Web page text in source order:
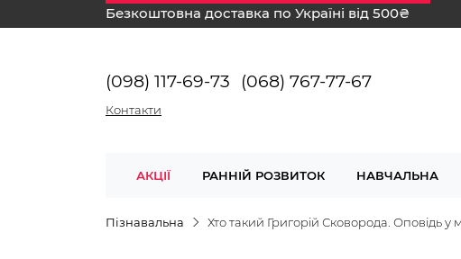
Безкоштовна доставка по Україні від 500₴
(098) 117-69-73 (068) 767-77-67
Контакти
АКЦІЇ РАННІЙ РОЗВИТОК НАВЧАЛЬНА
Пізнавальна Хто такий Григорій Сковорода. Оповідь у